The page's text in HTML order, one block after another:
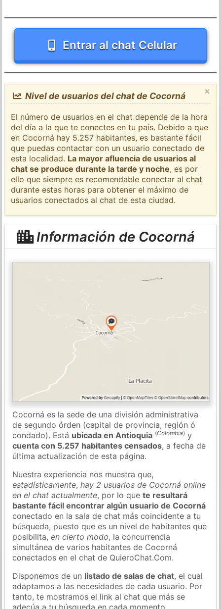
Entrar al chat Celular
×
Nivel de usuarios del chat de Cocorná
El número de usuarios en el chat depende de la hora
del día a la que te conectes en tu país. Debido a que
en Cocorná hay 5.257 habitantes, es bastante fácil
que puedas contactar con un usuario conectado de
esta localidad. La mayor afluencia de usuarios al
chat se produce durante la tarde y noche, es por
ello que siempre es recomendable conectar al chat
durante estas horas para obtener el máximo de
usuarios conectados al chat de esta ciudad.
Información de Cocorná
Cocorná es la sede de una división administrativa
de segundo órden (capital de provincia, región ó
condado). Está ubicada en Antioquia (Colombia) y
cuenta con 5.257 habitantes censados, a fecha de
última actualización de esta página.
Nuestra experiencia nos muestra que,
estadísticamente,hay 2 usuarios de Cocorná online
en el chat actualmente, por lo quete resultará
bastante fácil encontrar algún usuario de Cocorná
conectado en la sala de chat más coincidente a tu
búsqueda, puesto que es un nivel de habitantes que
posibilita,en cierto modo, la concurrencia
simultánea de varios habitantes de Cocorná
conectados en el chat de QuieroChat.Com.
Disponemos de un listado de salas de chat, el cual
adaptamos a las necesidades de cada usuario. Por
tanto, te mostramos el link al chat que más se
adecúa a tu búsqueda en cada momento.